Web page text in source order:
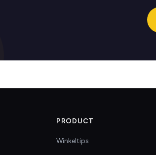
PRODUCT
Winkeltips